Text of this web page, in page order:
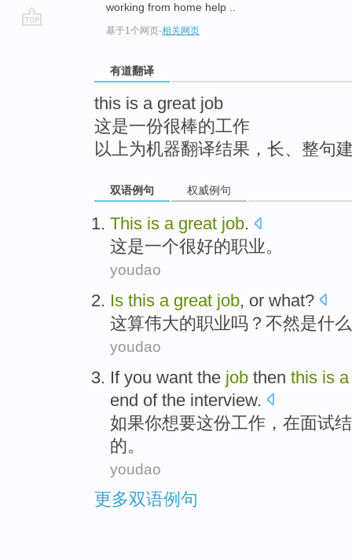
working from home help ..
基于1个网页-相关网页
有道翻译
this is a great job
这是一份很棒的工作
以上为机器翻译结果，长、整句
双语例句 权威例句
This is a great job.
这是一个很好的职业。
youdao
Is this a great job, or what?
这算伟大的职业吗？ 不然是什
youdao
If you want the job then this is
end ofthe interview.
如果你想要这份工作， 在面试
的。
youdao
更多双语例句